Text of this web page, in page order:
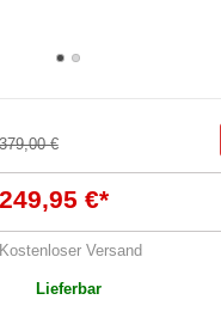
€
249,95 €*
Kostenloser Versand
Lieferbar